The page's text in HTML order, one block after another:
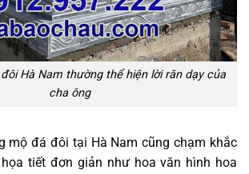
Hà Nam thường thể hiện lời răn dạy của
cha ông
mộ đá đôi tại Hà Nam cũng chạm khắc
tiết đơn giản như hoa văn hình hoa